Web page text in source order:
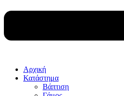
Αρχική
Κατάστημα
Βάπτιση